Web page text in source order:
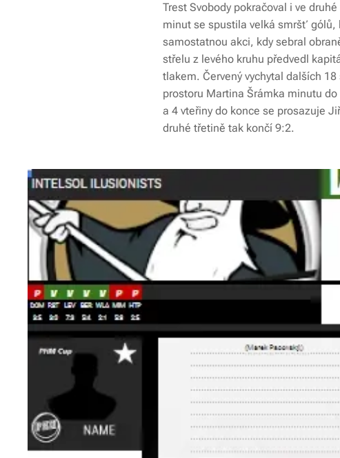
Trest Svobody pokračoval i ve
minut se spustila velká smršť gólů,
samostatnou akci, kdy sebral
střelu z levého kruhu předvedl
tlakem. Červený vychytal dalších
prostoru Martina Šrámka minutu
a 4 vteřiny do konce se prosazuje
druhé třetině tak končí 9:2.